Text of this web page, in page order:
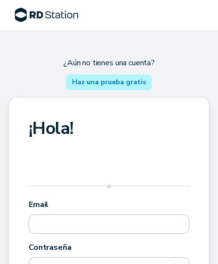
¿Aún no tienes una cuenta?
Haz una prueba gratis
¡Hola!
o
Email
Contraseña